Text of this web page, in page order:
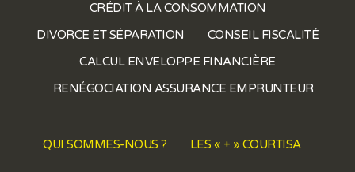
CRÉDIT À LA CONSOMMATION
DIVORCE ET SÉPARATION
CONSEIL FISCALITÉ
CALCUL ENVELOPPE FINANCIÈRE
RENÉGOCIATION ASSURANCE EMPRUNTEUR
QUI SOMMES-NOUS ? LES « + » COURTISA